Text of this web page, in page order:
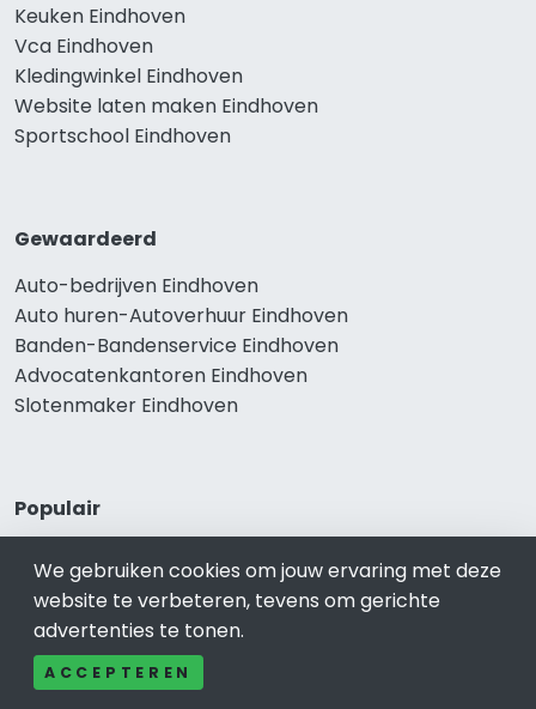
Keuken Eindhoven
Vca Eindhoven
Kledingwinkel Eindhoven
Website laten maken Eindhoven
Sportschool Eindhoven
Gewaardeerd
Auto-bedrijven Eindhoven
Auto huren-Autoverhuur Eindhoven
Banden-Bandenservice Eindhoven
Advocatenkantoren Eindhoven
Slotenmaker Eindhoven
Populair
Prive Spa-Sauna Eindhoven
Incassobureau Eindhoven
Bedrijfsruimte Eindhoven
Ongediertebestrijding Eindhoven
We gebruiken cookies om jouw ervaring met deze
website te verbeteren, tevens om gerichte
advertenties te tonen.
ACCEPTEREN